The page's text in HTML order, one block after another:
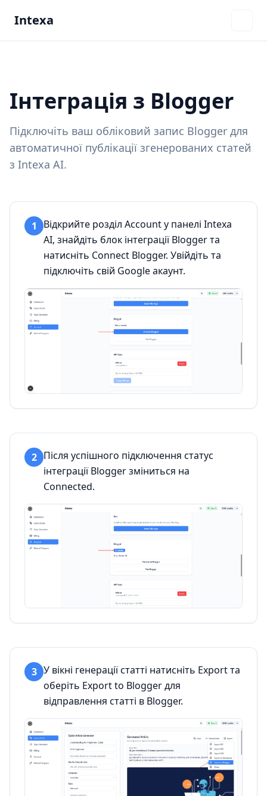
Intexa
Інтеграція з Blogger
Підключіть ваш обліковий запис Blogger для
автоматичної публікації згенерованих статей
з Intexa AI.
1
Відкрийте розділ Account у панелі Intexa
AI, знайдіть блок інтеграції Blogger та
натисніть Connect Blogger. Увійдіть та
підключіть свій Google акаунт.
2 Після успішного підключення статус
інтеграції Blogger зміниться на
Connected.
3 У вікні генерації статті натисніть Export та
оберіть Export to Blogger для
відправлення статті в Blogger.